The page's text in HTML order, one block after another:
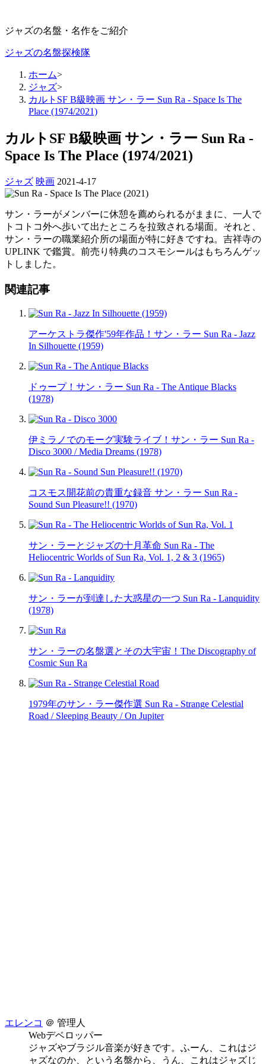
ジャズの名盤・名作をご紹介
ジャズの名盤探検隊
ホーム>
ジャズ>
カルトSF B級映画 サン・ラー Sun Ra - Space Is The
Place (1974/2021)
カルトSF B級映画 サン・ラー Sun Ra -
Space Is The Place (1974/2021)
ジャズ 映画 2021-4-17
サン・ラーがメンバーに休憩を薦められるがままに、一人で
トコトコ外へ歩いて出たところを拉致される場面。それと、
サン・ラーの職業紹介所の場面が特に好きですね。吉祥寺の
UPLINK で鑑賞。前売り特典のコスモシールはもちろんゲッ
トしました。
関連記事
アーケストラ傑作'59年作品！サン・ラー Sun Ra - Jazz
In Silhouette (1959)
ドゥープ！サン・ラー Sun Ra - The Antique Blacks
(1978)
伊ミラノでのモーグ実験ライブ！サン・ラー Sun Ra -
Disco 3000 / Media Dreams (1978)
コスモス開花前の貴重な録音 サン・ラー Sun Ra -
Sound Sun Pleasure!! (1970)
サン・ラーとジャズの十月革命 Sun Ra - The
Heliocentric Worlds of Sun Ra, Vol. 1, 2 & 3 (1965)
サン・ラーが到達した大惑星の一つ Sun Ra - Lanquidity
(1978)
サン・ラーの名盤選とその大宇宙！The Discography of
Cosmic Sun Ra
1979年のサン・ラー傑作選 Sun Ra - Strange Celestial
Road / Sleeping Beauty / On Jupiter
エレンコ ＠ 管理人
Webデベロッパー
ジャズやブラジル音楽が好きです。ふーん、これはジ
ャズなのか、という名盤から、うん、これはジャズじ